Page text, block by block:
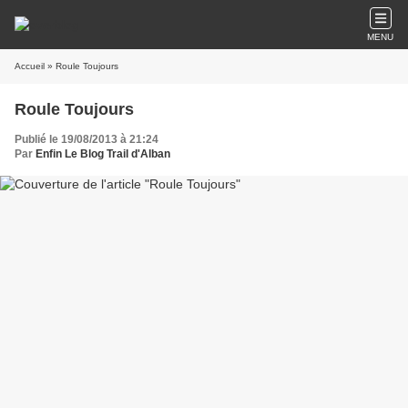
MENU
Accueil » Roule Toujours
Roule Toujours
Publié le 19/08/2013 à 21:24
Par Enfin Le Blog Trail d'Alban